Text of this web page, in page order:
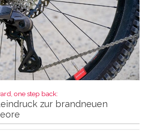
one step back:
zur brandneuen